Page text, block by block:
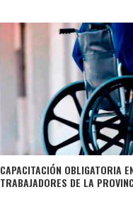
CAPACITACIÓN OBLIGATORIA
TRABAJADORES DE LA